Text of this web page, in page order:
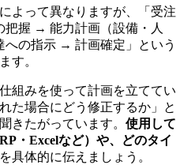
よって異なりますが、「受注
握 → 能力計画（設備・人
の指示 → 計画確定」という
す。
組みを使って計画を立ててい
た場合にどう修正するか」と
きたがっています。 使用して
・Excelなど）や、どのタイ
を具体的に伝えましょう。